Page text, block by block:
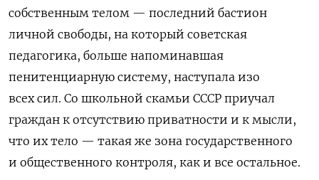
собственным телом — последний бастион
личной свободы, на который советская
педагогика, больше напоминавшая
пенитенциарную систему, наступала изо
всех сил. Со школьной скамьи СССР приучал
граждан к отсутствию приватности и к мысли,
что их тело — такая же зона государственного
и общественного контроля, как и все остальное.